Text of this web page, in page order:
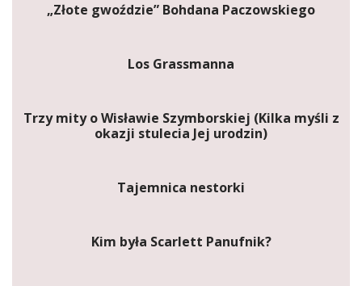
„Złote gwoździe” Bohdana Paczowskiego
Los Grassmanna
Trzy mity o Wisławie Szymborskiej (Kilka myśli z
okazji stulecia Jej urodzin)
Tajemnica nestorki
Kim była Scarlett Panufnik?